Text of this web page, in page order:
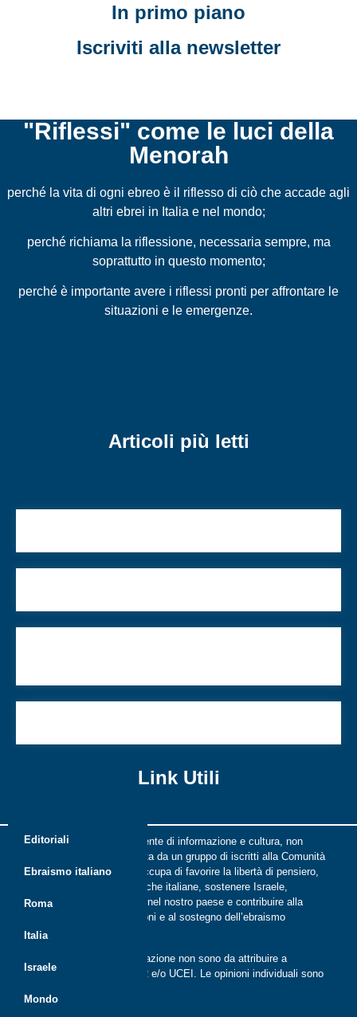
In primo piano
Iscriviti alla newsletter
"Riflessi" come le luci della
Menorah
perché la vita di ogni ebreo è il riflesso di ciò che accade agli
altri ebrei in Italia e nel mondo;
perché richiama la riflessione, necessaria sempre, ma
soprattutto in questo momento;
perché è importante avere i riflessi pronti per affrontare le
situazioni e le emergenze.
Articoli più letti
Link Utili
Editoriali
Ebraismo italiano
Roma
Italia
Israele
Mondo
Riflessi è una rivista indipendente di informazione e cultura, non
periodica, digitale e on line nata da un gruppo di iscritti alla Comunità
ebraica di Roma. Riflessi si occupa di favorire la libertà di pensiero,
il dialogo tra le comunità ebraiche italiane, sostenere Israele,
promuovere la cultura ebraica nel nostro paese e contribuire alla
crescita delle nuove generazioni e al sostegno dell’ebraismo
italiano.
Le opinioni espresse dalla redazione non sono da attribuire a
nessuna lista presente in CER e/o UCEI. Le opinioni individuali sono